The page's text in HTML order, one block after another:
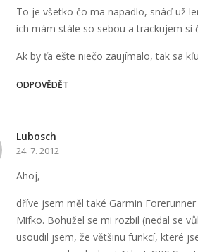
To je všetko čo ma napadlo, snáď už
ich mám stále so sebou a trackujem si
Ak by ťa ešte niečo zaujímalo, tak sa
ODPOVĚDĚT
Lubosch
24. 7. 2012
Ahoj,
dříve jsem měl také Garmin
Mifko. Bohužel se mi rozbil (nedal se
usoudil jsem, že většinu funkcí, které